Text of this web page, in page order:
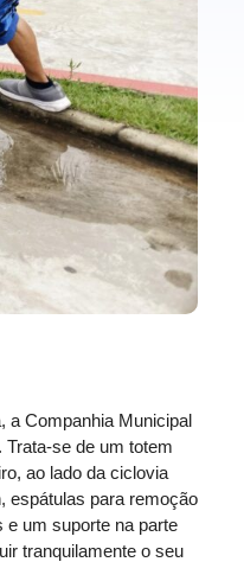
a Companhia Municipal
se de um totem
ao lado da ciclovia
espátulas para remoção
e um suporte na parte
tranquilamente o seu